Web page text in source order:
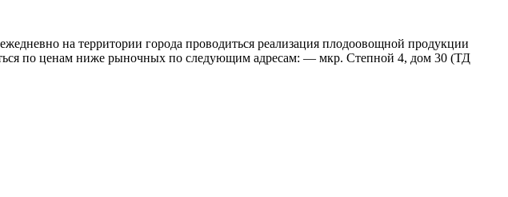
на территории города проводиться реализация плодоовощной продукции
по ценам ниже рыночных по следующим адресам: — мкр. Степной 4, дом 30 (ТД